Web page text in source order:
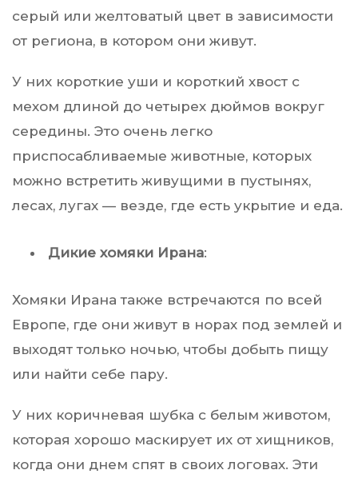
серый или желтоватый цвет в зависимости
от региона, в котором они живут.
У них короткие уши и короткий хвост с
мехом длиной до четырех дюймов вокруг
середины. Это очень легко
приспосабливаемые животные, которых
можно встретить живущими в пустынях,
лесах, лугах — везде, где есть укрытие и еда.
Дикие хомяки Ирана:
Хомяки Ирана также встречаются по всей
Европе, где они живут в норах под землей и
выходят только ночью, чтобы добыть пищу
или найти себе пару.
У них коричневая шубка с белым животом,
которая хорошо маскирует их от хищников,
когда они днем ​​спят в своих логовах. Эти